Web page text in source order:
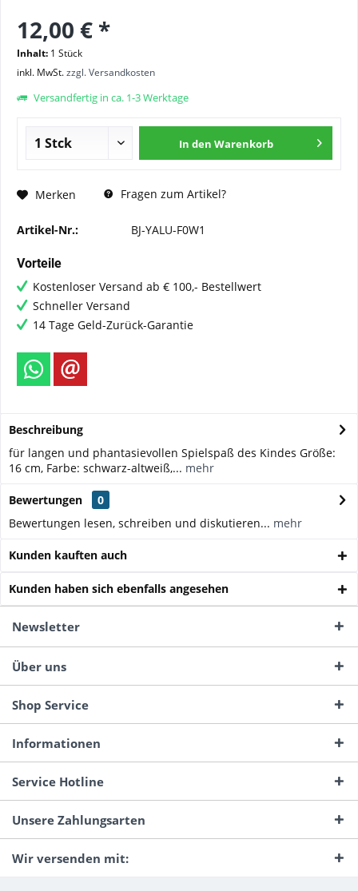
12,00 € *
Inhalt: 1 Stück
inkl. MwSt.zzgl. Versandkosten
Versandfertig in ca. 1-3 Werktage
In den Warenkorb
Merken Fragen zum Artikel?
Artikel-Nr.: BJ-YALU-F0W1
Vorteile
Kostenloser Versand ab € 100,- Bestellwert
Schneller Versand
14 Tage Geld-Zurück-Garantie
Beschreibung
für langen und phantasievollen Spielspaß des Kindes Größe:
16 cm, Farbe: schwarz-altweiß,... mehr
Bewertungen
0
Bewertungen lesen, schreiben und diskutieren... mehr
Kunden kauften auch
Kunden haben sich ebenfalls angesehen
Newsletter
Über uns
Shop Service
Informationen
Service Hotline
Unsere Zahlungsarten
Wir versenden mit: